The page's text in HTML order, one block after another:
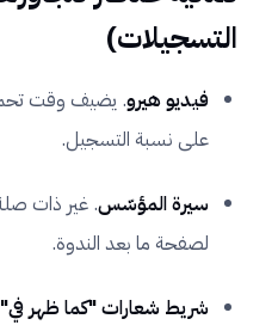
التسجيلات)
فيديو هيرو. يضيف وقت
على نسبة التسجيل.
سيرة المؤسّس. غير ذات
لصفحة ما بعد الندوة.
شريط شعارات "كما ظهر في"